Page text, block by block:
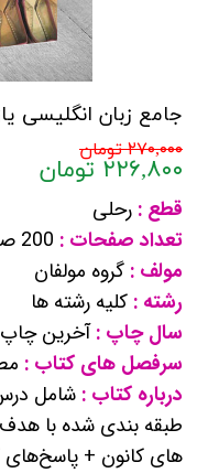
جامع زبان انگلیسی
۲۷۰,۰۰۰ تومان
۲۲۶,۸۰۰ تومان
قطع : رحلی
تعداد صفحات : 200 صفحه
مولف : گروه مولفان
رشته : کلیه رشته ها
سال چاپ :آخرین چاپ
سرفصل های کتاب :
درباره کتاب : شامل
طبقه بندی شده با
های کانون + پاسخ‌های